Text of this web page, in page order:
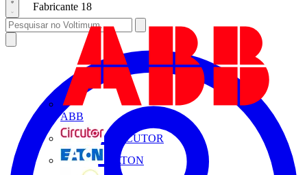
Fabricante 18
ABB
CIRCUTOR
EATON